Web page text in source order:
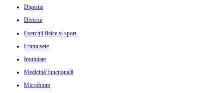
Digestie
Diverse
Exerciții fizice și sport
Frumusețe
Imunitate
Medicină funcțională
Microbiom